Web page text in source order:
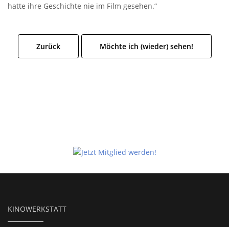
hatte ihre Geschichte nie im Film gesehen.“
Zurück Möchte ich (wieder) sehen!
KINOWERKSTATT